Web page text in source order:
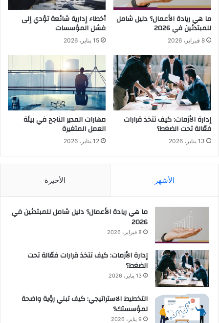
ما هي ريادة الأعمال؟ دليل شامل
للمبتدئين في 2026
8 فبراير، 2026
أخطاء إدارية شائعة تؤدي إلى
فشل المؤسسات
15 يناير، 2026
إدارة الأزمات: كيف تتخذ قرارات
فعّالة تحت الضغط؟
13 يناير، 2026
مهارات المدير الناجح في بيئة
العمل المتغيرة
12 يناير، 2026
الأشهر الأخيرة
ما هي ريادة الأعمال؟ دليل شامل للمبتدئين في
2026
8 فبراير، 2026
إدارة الأزمات: كيف تتخذ قرارات فعّالة تحت
الضغط؟
13 يناير، 2026
التخطيط الاستراتيجي: كيف تبني رؤية واضحة
لمؤسستك؟
9 يناير، 2026